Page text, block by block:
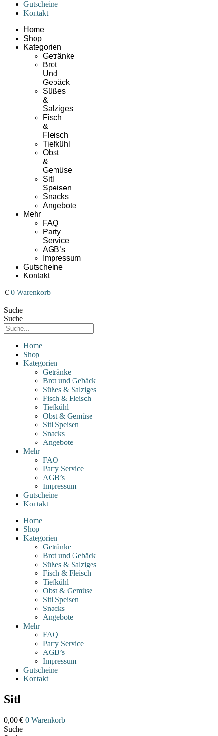
Gutscheine
Kontakt
Home
Shop
Kategorien
Getränke
Brot
Und
Gebäck
Süßes
&
Salziges
Fisch
&
Fleisch
Tiefkühl
Obst
&
Gemüse
Sitl
Speisen
Snacks
Angebote
Mehr
FAQ
Party
Service
AGB’s
Impressum
Gutscheine
Kontakt
€ 0 Warenkorb
Suche
Suche
Home
Shop
Kategorien
Getränke
Brot und Gebäck
Süßes & Salziges
Fisch & Fleisch
Tiefkühl
Obst & Gemüse
Sitl Speisen
Snacks
Angebote
Mehr
FAQ
Party Service
AGB’s
Impressum
Gutscheine
Kontakt
Home
Shop
Kategorien
Getränke
Brot und Gebäck
Süßes & Salziges
Fisch & Fleisch
Tiefkühl
Obst & Gemüse
Sitl Speisen
Snacks
Angebote
Mehr
FAQ
Party Service
AGB’s
Impressum
Gutscheine
Kontakt
Sitl
0,00 € 0 Warenkorb
Suche